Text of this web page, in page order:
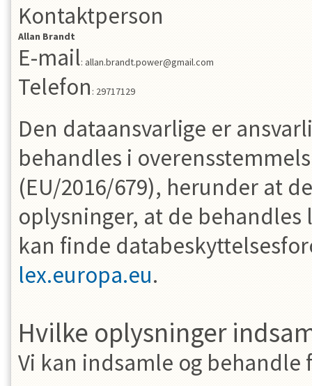
Kontaktperson
Allan Brandt
E-mail: allan.brandt.power@gmail.com
Telefon : 29717129
Den dataansvarlige er
behandles i
(EU/2016/679), herunder at
oplysninger, at de
kan finde
lex.europa.eu.
Hvilke oplysninger
Vi kan indsamle og